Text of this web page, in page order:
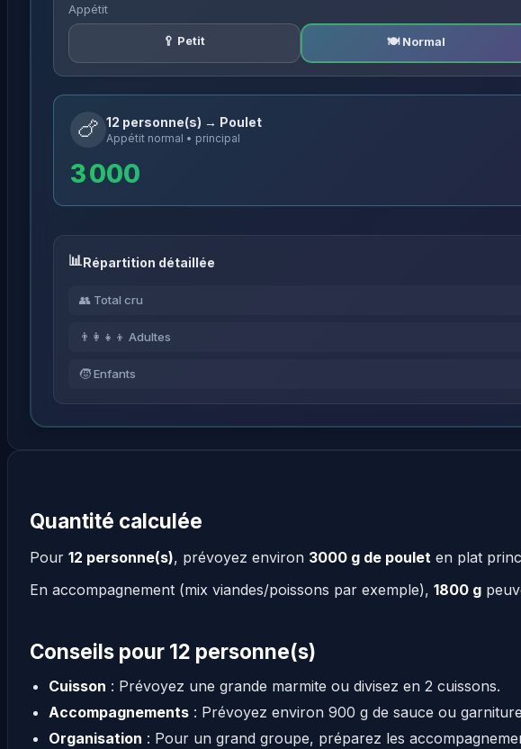
Appétit
🥄 Petit 🍽️ Normal
🍗 12 personne(s) → Poulet
Appétit normal • principal
3 000
Répartition détaillée
👥 Total cru
👨‍👩‍👧‍👦 Adultes
🧒 Enfants
Quantité calculée
Pour 12 personne(s), prévoyez environ 3000 g de poulet en plat
En accompagnement (mix viandes/poissons par exemple), 1800 g
Conseils pour 12 personne(s)
Cuisson : Prévoyez une grande marmite ou divisez en 2 cuissons.
Accompagnements: Prévoyez environ 900 g de sauce ou
Organisation : Pour un grand groupe, préparez les